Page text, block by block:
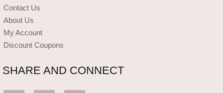
Contact Us
About Us
My Account
Discount Coupons
SHARE AND CONNECT